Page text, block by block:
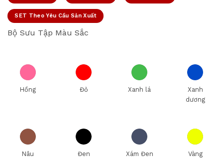
SET Theo Yêu Cầu Sản Xuất
Bộ Sưu Tập Màu Sắc
Hồng Đỏ Xanh lá
Xanh
dương
Nâu Đen Xám Đen Vàng